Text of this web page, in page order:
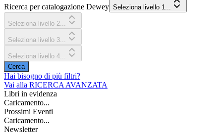
Ricerca per catalogazione Dewey Seleziona livello 1...
Seleziona livello 2...
Seleziona livello 3...
Seleziona livello 4...
Cerca
Hai bisogno di più filtri?
Vai alla RICERCA AVANZATA
Libri in evidenza
Caricamento...
Prossimi Eventi
Caricamento...
Newsletter